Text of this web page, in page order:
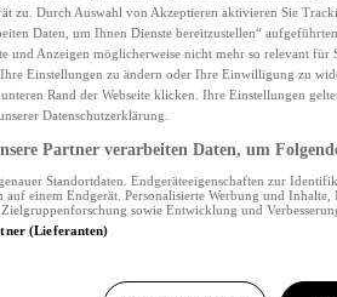
zu. Durch Auswahl von Akzeptieren aktivieren Sie
Daten, um Ihnen Dienste bereitzustellen“
und Anzeigen möglicherweise nicht mehr so relevant für
Einstellungen zu ändern oder Ihre Einwilligung zu
Rand der Webseite klicken. Ihre Einstellungen
Datenschutzerklärung.
Partner verarbeiten Daten, um
Standortdaten. Endgeräteeigenschaften zur
einem Endgerät. Personalisierte Werbung und
sowie Entwicklung und
(Lieferanten)